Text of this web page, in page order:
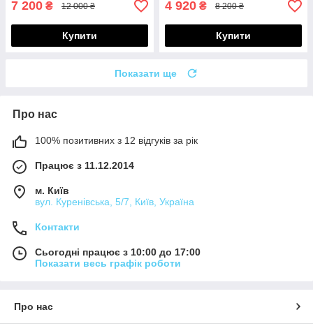
7 200 ₴ 12 000 ₴
Купити
4 920 ₴ 8 200 ₴
Купити
Показати ще
Про нас
100% позитивних з 12 відгуків за рік
Працює з 11.12.2014
м. Київ
вул. Куренівська, 5/7, Київ, Україна
Контакти
Сьогодні працює з 10:00 до 17:00
Показати весь графік роботи
Про нас